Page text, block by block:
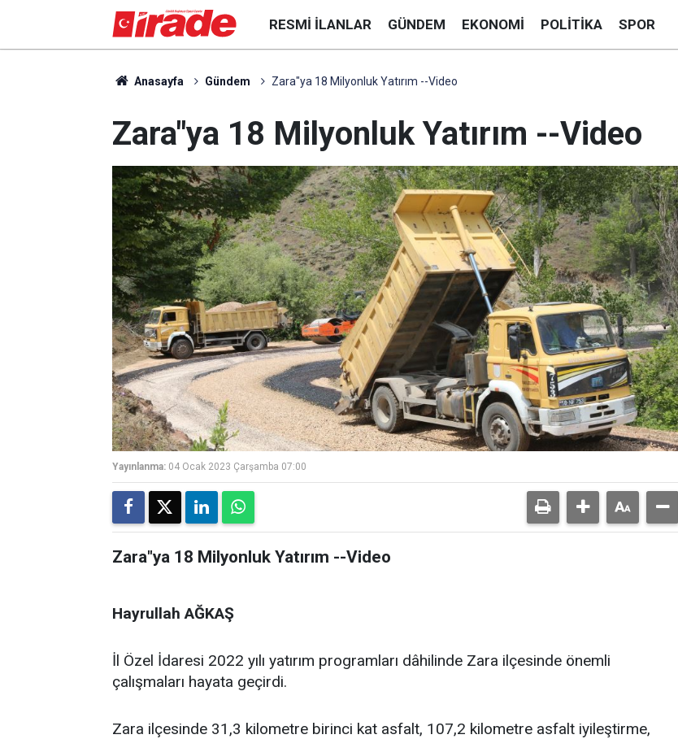
RESMI İLANLAR GÜNDEM EKONOMI POLITIKA SPOR
Anasayfa Gündem Zara"ya 18 Milyonluk Yatırım --Video
Zara"ya 18 Milyonluk Yatırım --Video
Yayınlanma: 04 Ocak 2023 Çarşamba 07:00
Zara"ya 18 Milyonluk Yatırım --Video
Hayrullah AĞKAŞ
İl Özel İdaresi 2022 yılı yatırım programları dâhilinde Zara ilçesinde önemli
çalışmaları hayata geçirdi.
Zara ilçesinde 31,3 kilometre birinci kat asfalt, 107,2 kilometre asfalt iyileştirme,